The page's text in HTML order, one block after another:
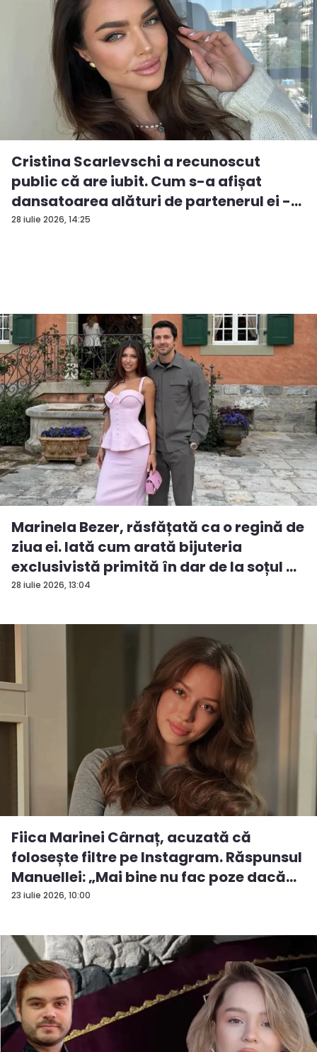
28 iulie 2026, 14:25
Cristina Scarlevschi a recunoscut
public că are iubit. Cum s-a afișat
dansatoarea alături de partenerul ei -
V...
28 iulie 2026, 13:04
Marinela Bezer, răsfățată ca o regină de
ziua ei. Iată cum arată bijuteria
exclusivistă primită în dar de la soțul ...
23 iulie 2026, 10:00
Fiica Marinei Cârnaț, acuzată că
folosește filtre pe Instagram. Răspunsul
Manuellei: „Mai bine nu fac poze dacă...